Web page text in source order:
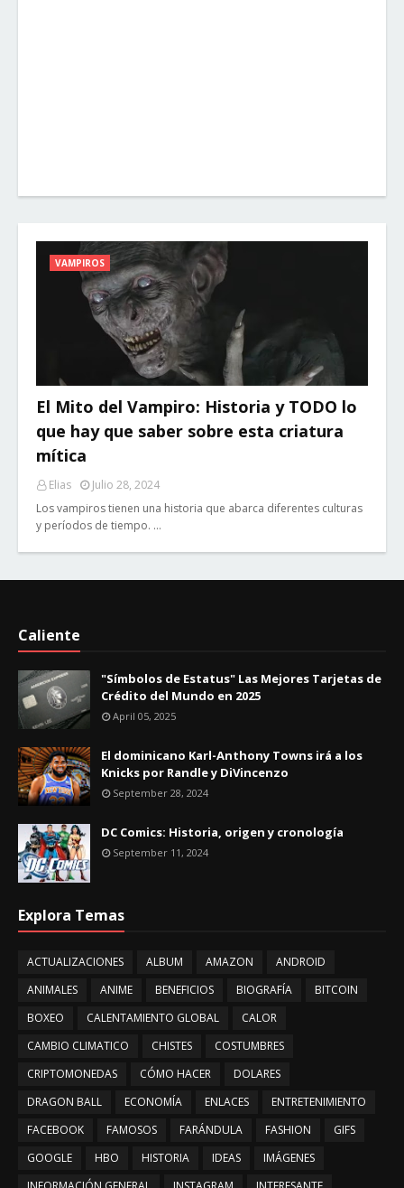
VAMPIROS
El Mito del Vampiro: Historia y TODO lo
que hay que saber sobre esta criatura
mítica
Elias
Julio 28, 2024
Los vampiros tienen una historia que abarca diferentes culturas
y períodos de tiempo. …
Caliente
"Símbolos de Estatus" Las Mejores Tarjetas de
Crédito del Mundo en 2025
April 05, 2025
El dominicano Karl-Anthony Towns irá a los
Knicks por Randle y DiVincenzo
September 28, 2024
DC Comics: Historia, origen y cronología
September 11, 2024
Explora Temas
ACTUALIZACIONES ALBUM AMAZON
ANDROID
ANIMALES
ANIME BENEFICIOS BIOGRAFÍA
BITCOIN
BOXEO
CALENTAMIENTO GLOBAL
CALOR
CAMBIO CLIMATICO
CHISTES
COSTUMBRES
CRIPTOMONEDAS
CÓMO HACER
DOLARES
DRAGON BALL
ECONOMÍA ENLACES
ENTRETENIMIENTO
FACEBOOK
FAMOSOS FARÁNDULA FASHION
GIFS
GOOGLE
HBO HISTORIA IDEAS
IMÁGENES